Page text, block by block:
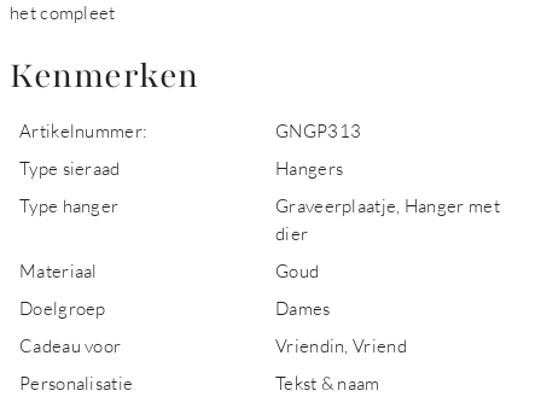
het compleet
Kenmerken
Artikelnummer:
GNGP313
Type sieraad
Hangers
Type hanger
Graveerplaatje, Hanger met
dier
Materiaal
Goud
Doelgroep
Dames
Cadeau voor
Vriendin, Vriend
Personalisatie
Tekst & naam